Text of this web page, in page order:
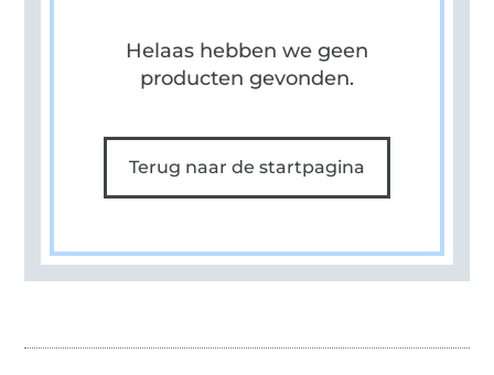
Helaas hebben we geen
producten gevonden.
Terug naar de startpagina